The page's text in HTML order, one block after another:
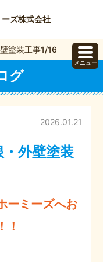
ズ株式会社
塗装工事1/16
グ
外壁塗装
2026.01.21
ーミーズへお
！
メニュー